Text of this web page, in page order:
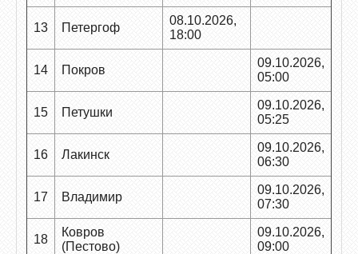
13 Петергоф
08.10.2026,
18:00
14 Покров
09.10.2026,
05:00
15 Петушки
09.10.2026,
05:25
16 Лакинск
09.10.2026,
06:30
17 Владимир
09.10.2026,
07:30
18
Ковров
(Пестово)
09.10.2026,
09:00